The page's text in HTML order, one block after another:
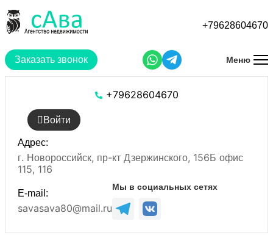
основному
Заказать звонок
+79628604670
Меню
+79628604670
Войти
Адрес:
г. Новороссийск, пр-кт Дзержинского, 156Б офис
115, 116
E-mail:
savasava80@mail.ru
Мы в социальных сетях